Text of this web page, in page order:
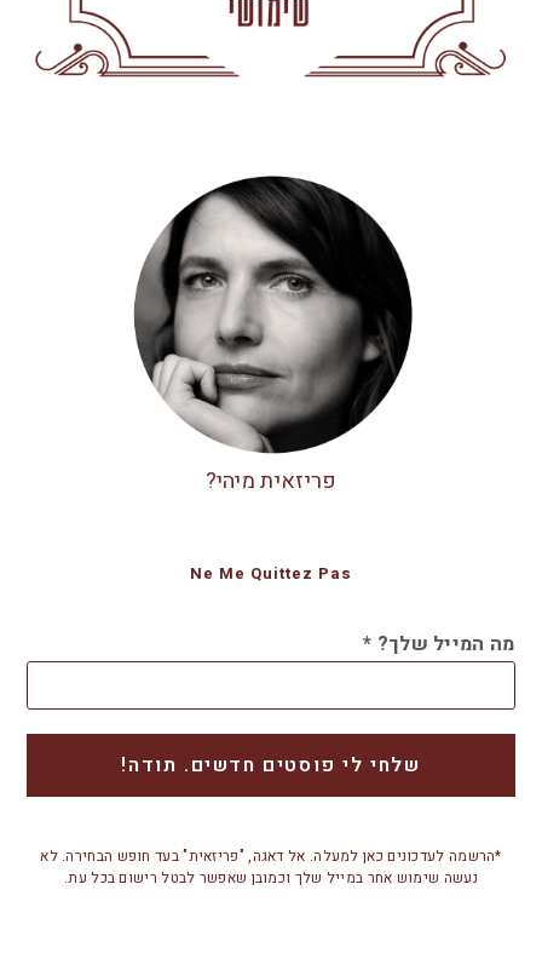
פריזאית מיהי?
Ne Me Quittez Pas
מה המייל שלך? *
*הרשמה לעדכונים כאן למעלה. אל דאגה, "פריזאית" בעד חופש הבחירה. לא
נעשה שימוש אחר במייל שלך וכמובן שאפשר לבטל רישום בכל עת.